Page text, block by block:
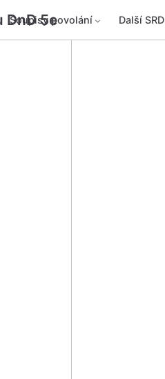
DnD 5e
Soupisy povolání Další SRD